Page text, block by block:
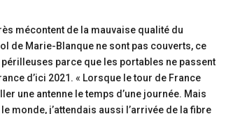
mécontent de la mauvaise qualité du
de Marie-Blanque ne sont pas couverts, ce
parce que les portables ne passent
d’ici 2021. « Lorsque le tour de France
une antenne le temps d’une journée. Mais
monde, j’attendais aussi l’arrivée de la fibre